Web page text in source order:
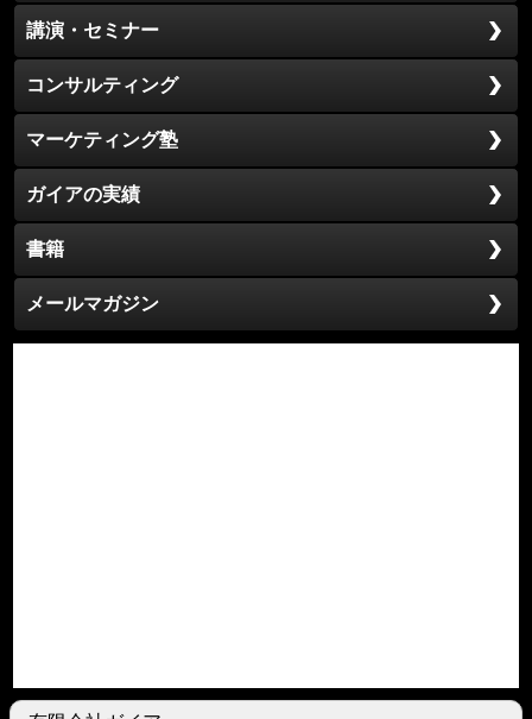
講演・セミナー
コンサルティング
マーケティング塾
ガイアの実績
書籍
メールマガジン